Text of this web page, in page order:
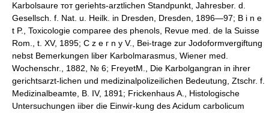
Karbolsaure тот geriehts-arztlichen Standpunkt, Jahresber. d.
Gesellsch. f. Nat. u. Heilk. in Dresden, Dresden, 1896—97; B i n e
t P., Toxicologie comparee des phenols, Revue med. de la Suisse
Rom., t. XV, 1895; С z e г n у V., Bei-trage zur Jodoformvergiftung
nebst Bemerkungen liber Karbolmarasmus, Wiener med.
Wochenschr., 1882, № 6; FreyetM., Die Karbolgangran in ihrer
gerichtsarzt-lichen und medizinalpolizeilichen Bedeutung, Ztschr. f.
Medizinalbeamte, B. IV, 1891; Frickenhaus A., Histologische
Untersuchungen iiber die Einwir-kung des Acidum carbolicum